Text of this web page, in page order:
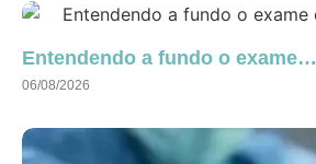
Entendendo a fundo o exame…
06/08/2026